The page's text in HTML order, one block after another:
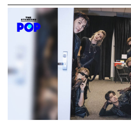
กต์ล่าช้า